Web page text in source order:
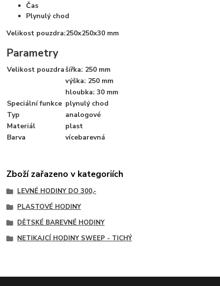
Čas
Plynulý chod
Velikost pouzdra:250x250x30 mm
Parametry
Velikost pouzdrašířka: 250 mm
výška: 250 mm
hloubka: 30 mm
Speciální funkce plynulý chod
Typ
analogové
Materiál
plast
Barva
vícebarevná
Zboží zařazeno v kategoriích
LEVNÉ HODINY DO 300,-
PLASTOVÉ HODINY
DĚTSKÉ BAREVNÉ HODINY
NETIKAJCÍ HODINY SWEEP - TICHÝ